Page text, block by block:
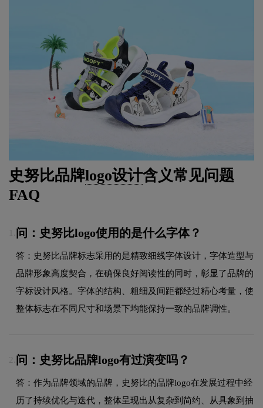
史努比品牌logo设计含义常见问题
FAQ
问：史努比logo使用的是什么字体？
答：史努比品牌标志采用的是精致细线字体设计，字体造型与
品牌形象高度契合，在确保良好阅读性的同时，彰显了品牌的
字标设计风格。字体的结构、粗细及间距都经过精心考量，使
整体标志在不同尺寸和场景下均能保持一致的品牌调性。
2. 问：史努比品牌logo有过演变吗？
答：作为品牌领域的品牌，史努比的品牌logo在发展过程中经
历了持续优化与迭代，整体呈现出从复杂到简约、从具象到抽